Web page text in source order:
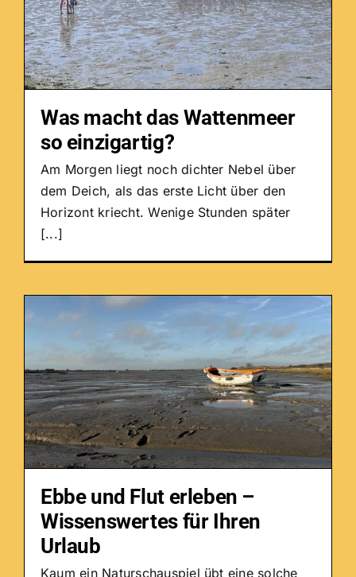
Was macht das Wattenmeer
so einzigartig?
Am Morgen liegt noch dichter Nebel über
dem Deich, als das erste Licht über den
Horizont kriecht. Wenige Stunden später
[...]
Ebbe und Flut erleben –
Wissenswertes für Ihren
Urlaub
Kaum ein Naturschauspiel übt eine solche